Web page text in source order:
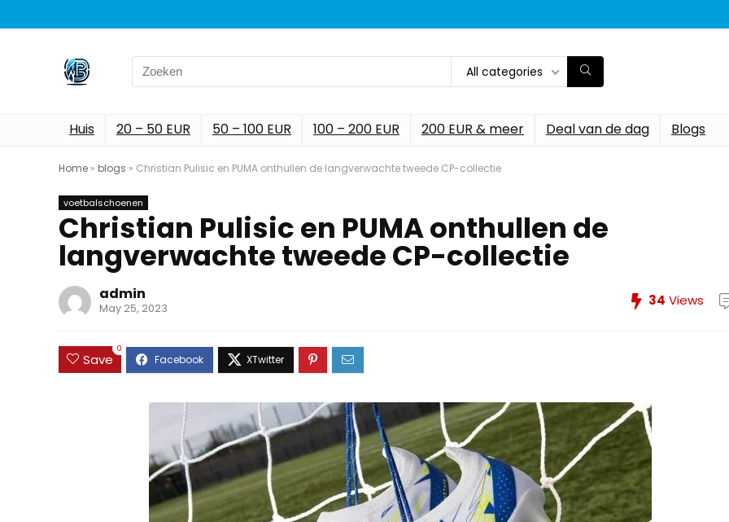
Search
for:
All categories
Huis 20 – 50 EUR 50 – 100 EUR 100 – 200 EUR 200 EUR & meer Deal van de dag Blogs
Home » blogs » Christian Pulisic en PUMA onthullen de langverwachte tweede CP-collectie
voetbalschoenen
Christian Pulisic en PUMA onthullen de
langverwachte tweede CP-collectie
admin
May 25, 2023 34 Views
Save
0